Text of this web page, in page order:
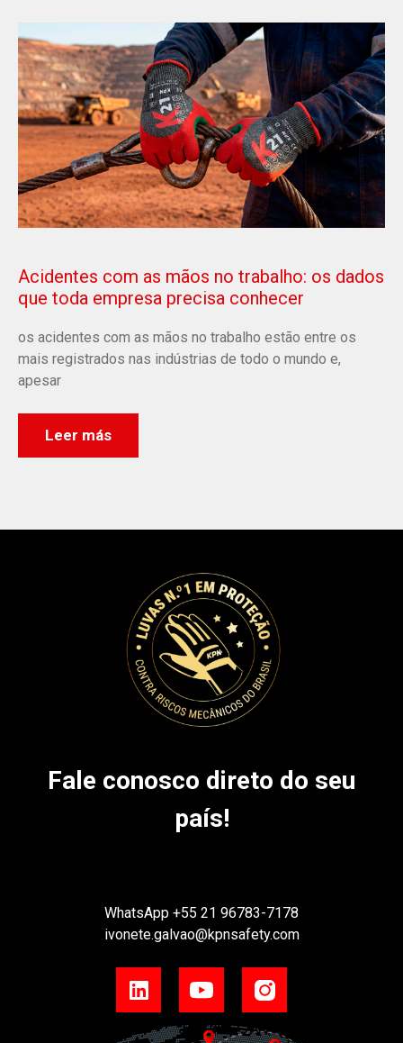
Acidentes com as mãos no trabalho: os dados
que toda empresa precisa conhecer
os acidentes com as mãos no trabalho estão entre os
mais registrados nas indústrias de todo o mundo e,
apesar
Leer más
Fale conosco direto do seu
país!
WhatsApp +55 21 96783-7178
ivonete.galvao@kpnsafety.com